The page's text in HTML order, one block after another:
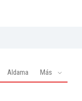
Aldama Más